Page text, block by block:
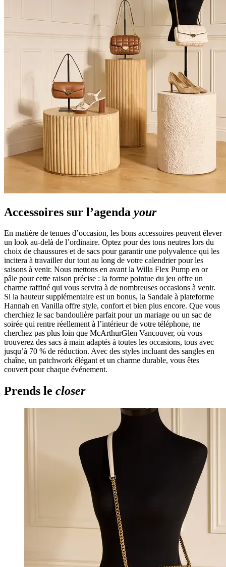
Accessoires sur l’agenda your
En matière de tenues d’occasion, les bons accessoires peuvent élever
un look au-delà de l’ordinaire. Optez pour des tons neutres lors du
choix de chaussures et de sacs pour garantir une polyvalence qui les
incitera à travailler dur tout au long de votre calendrier pour les
saisons à venir. Nous mettons en avant la Willa Flex Pump en or
pâle pour cette raison précise : la forme pointue du jeu offre un
charme raffiné qui vous servira à de nombreuses occasions à venir.
Si la hauteur supplémentaire est un bonus, la Sandale à plateforme
Hannah en Vanilla offre style, confort et bien plus encore. Que vous
cherchiez le sac bandoulière parfait pour un mariage ou un sac de
soirée qui rentre réellement à l’intérieur de votre téléphone, ne
cherchez pas plus loin que McArthurGlen Vancouver, où vous
trouverez des sacs à main adaptés à toutes les occasions, tous avec
jusqu’à 70 % de réduction. Avec des styles incluant des sangles en
chaîne, un patchwork élégant et un charme durable, vous êtes
couvert pour chaque événement.
Prends le closer